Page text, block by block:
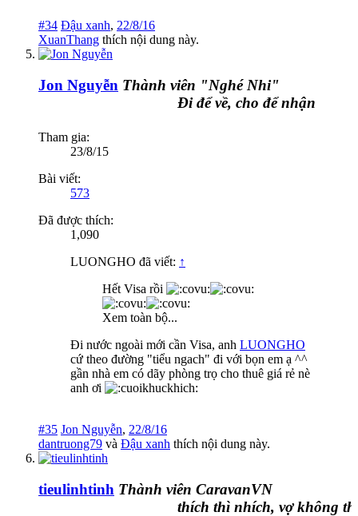
#34 Đậu xanh, 22/8/16
XuanThang thích nội dung này.
Jon Nguyễn Thành viên "Nghé Nhi"
Đi để về, cho để nhận
Tham gia:
23/8/15
Bài viết:
573
Đã được thích:
1,090
LUONGHO đã viết: ↑
Hết Visa rồi
Xem toàn bộ...
Đi nước ngoài mới cần Visa, anh LUONGHO
cứ theo đường "tiểu ngach" đi với bọn em ạ ^^
gần nhà em có dãy phòng trọ cho thuê giá rẻ nè
anh ơi
#35 Jon Nguyễn, 22/8/16
dantruong79 và Đậu xanh thích nội dung này.
tieulinhtinh Thành viên CaravanVN
thích thì nhích, vợ không